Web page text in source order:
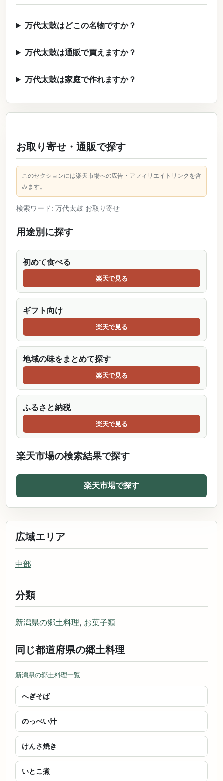
万代太鼓はどこの名物ですか？
万代太鼓は通販で買えますか？
万代太鼓は家庭で作れますか？
お取り寄せ・通販で探す
このセクションには楽天市場への広告・アフィリエイトリンクを含
みます。
検索ワード: 万代太鼓 お取り寄せ
用途別に探す
初めて食べる
楽天で見る
ギフト向け
楽天で見る
地域の味をまとめて探す
楽天で見る
ふるさと納税
楽天で見る
楽天市場の検索結果で探す
楽天市場で探す
広域エリア
中部
分類
新潟県の郷土料理, お菓子類
同じ都道府県の郷土料理
新潟県の郷土料理一覧
へぎそば
のっぺい汁
けんさ焼き
いとこ煮